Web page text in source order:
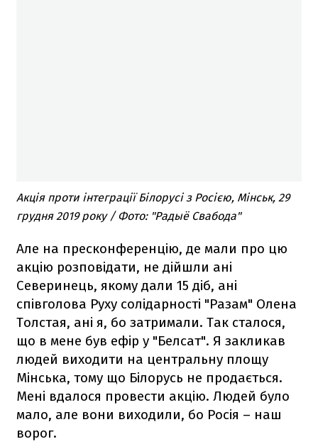
Акція проти інтеграції Білорусі з Росією, Мінськ, 29
грудня 2019 року / Фото: "Радыё Свабода"
Але на пресконференцію, де мали про цю
акцію розповідати, не дійшли ані
Северинець, якому дали 15 діб, ані
співголова Руху солідарності "Разам" Олена
Толстая, ані я, бо затримали. Так сталося,
що в мене був ефір у "Белсат". Я закликав
людей виходити на центральну площу
Мінська, тому що Білорусь не продається.
Мені вдалося провести акцію. Людей було
мало, але вони виходили, бо Росія – наш
ворог.